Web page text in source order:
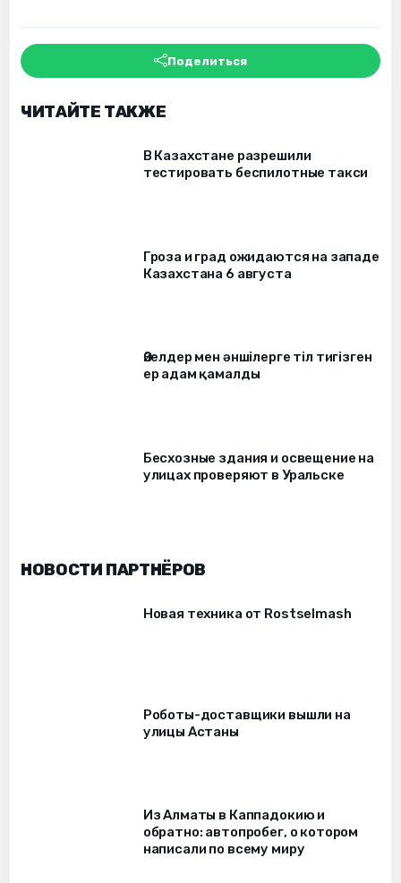
Поделиться
ЧИТАЙТЕ ТАКЖЕ
В Казахстане разрешили
тестировать беспилотные такси
Гроза и град ожидаются на западе
Казахстана 6 августа
Әйелдер мен әншілерге тіл тигізген
ер адам қамалды
Бесхозные здания и освещение на
улицах проверяют в Уральске
НОВОСТИ ПАРТНЁРОВ
Новая техника от Rostselmash
Роботы-доставщики вышли на
улицы Астаны
Из Алматы в Каппадокию и
обратно: автопробег, о котором
написали по всему миру